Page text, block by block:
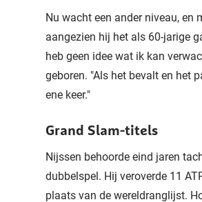
Nu wacht een ander niveau, en
aangezien hij het als 60-jarige
heb geen idee wat ik kan
geboren. "Als het bevalt en het
ene keer."
Grand Slam-titels
Nijssen behoorde eind jaren
dubbelspel. Hij veroverde 11
plaats van de wereldranglijst.